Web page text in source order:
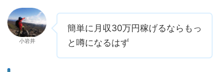
小岩井
簡単に月収30万円稼げるならもっ
と噂になるはず